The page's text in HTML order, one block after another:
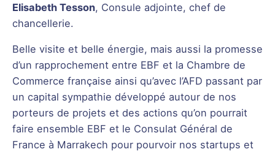
Elisabeth Tesson, Consule adjointe, chef de
chancellerie.
Belle visite et belle énergie, mais aussi la promesse
d’un rapprochement entre EBF et la Chambre de
Commerce française ainsi qu’avec l’AFD passant par
un capital sympathie développé autour de nos
porteurs de projets et des actions qu’on pourrait
faire ensemble EBF et le Consulat Général de
France à Marrakech pour pourvoir nos startups et